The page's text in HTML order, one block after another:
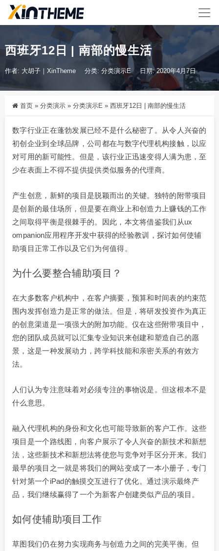
西班牙12日 | 南部的慢生活
作者: 大胡子｜XinTheme 分类: 分类演示E 日期: 2020年4月7日
首页 » 分类演示 » 分类演示E » 西班牙12日 | 南部的慢生活
数字行业正在蓬勃发展已经不是什么秘密了。从令人兴奋的
初创企业到全球品牌，公司都在与数字代理机构接触，以应
对可用的新可能性。但是，该行业正迅速变得人满为患，至
少在表面上不得不提供提供类似服务的代理商。
产生创意，新鲜的项目是脱颖而出的关键。独特的附带项目
是创新的最佳场所，但是要在商业上和创造力上赚钱的工作
之间取得平衡是很棘手的。因此，本文将借鉴我们从ux
ompanion应用程序开发中获得的经验教训，探讨如何使辅
助项目正常工作以及它们为何值得。
为什么要整合辅助项目？
在大多数客户机构中，在客户摘要，预算和时间表的约束范
围内发挥创造力是正常的做法。但是，将研发投资作为真正
的创意渠道是一项强大的附加功能。仅在这些附带项目中，
您的团队成员就可以汇集专业知识来创建和塑造自己的愿
景，这是一种发展动力，跨学科技能和亲密关系的有效方
法。
人们认为专注意味着对必须专注的事物说是。但这根本不是
什么意思。
融入代理机构的身份和文化也可能导致新的客户工作。这些
项目是一个路线图，向客户展示了令人兴奋的新技术和新想
法，这些新技术和新想法将使您与竞争对手区分开来。我们
最早的项目之一就是将我们的网站变成了一本小册子，专门
针对第一个iPad的触摸交互进行了优化。通过演示最终产
品，我们继续赢得了一个为新客户创建类似产品的项目。
如何使辅助项目工作
草图我们仍在努力实现商务与创造力之间的完美平衡。但